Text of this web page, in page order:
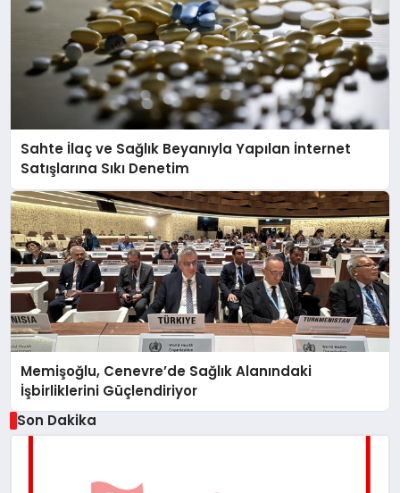
Sahte İlaç ve Sağlık Beyanıyla Yapılan İnternet
Satışlarına Sıkı Denetim
Memişoğlu, Cenevre’de Sağlık Alanındaki
İşbirliklerini Güçlendiriyor
Son Dakika